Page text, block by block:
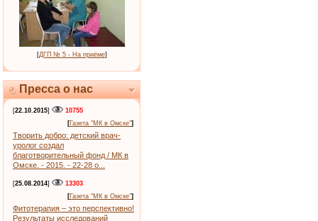
[ДГП № 5 - На приёме]
Пресса о нас
[22.10.2015]
10755
[Газета "МК в Омске"]
Творить добро: детский врач-
уролог создал
благотворительный фонд / МК в
Омске. - 2015. - 22-28 о...
[25.08.2014]
13303
[Газета "МК в Омске"]
Фитотерапия – это перспективно!
Результаты исследований